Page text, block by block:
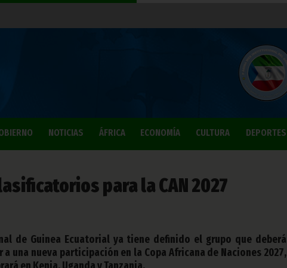
NOTICIAS ÁFRICA ECONOMÍA CULTURA DEPORTES
para la CAN 2027
de Guinea Ecuatorial ya tiene definido el grupo que deberá
a una nueva participación en la Copa Africana de Naciones 2027,